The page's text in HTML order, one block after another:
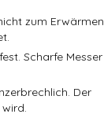
zum Erwärmen
Scharfe Messer
Der